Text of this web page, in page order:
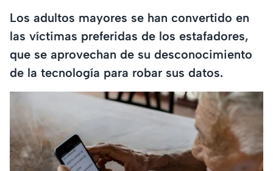
Los adultos mayores se han convertido en
las víctimas preferidas de los estafadores,
que se aprovechan de su desconocimiento
de la tecnología para robar sus datos.